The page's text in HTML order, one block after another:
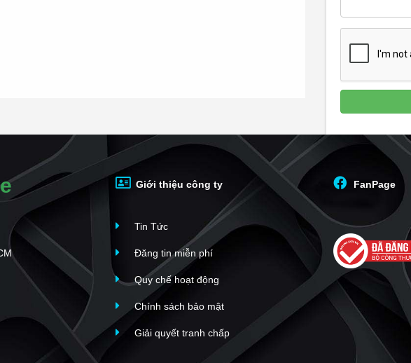
e Giới thiệu công ty
Tin Tức
Đăng tin miễn phí
Quy chế hoạt động
Chính sách bảo mật
Giải quyết tranh chấp
FanPage